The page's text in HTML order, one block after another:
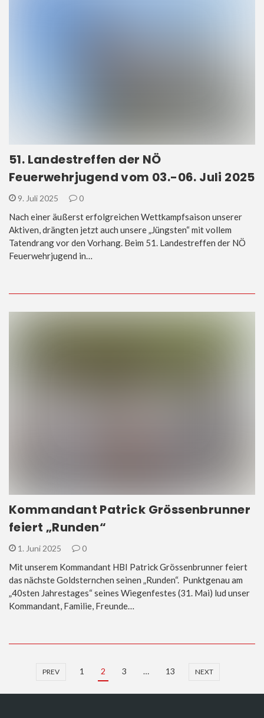
51. Landestreffen der NÖ
Feuerwehrjugend vom 03.-06. Juli 2025
9. Juli 2025 0
Nach einer äußerst erfolgreichen Wettkampfsaison unserer
Aktiven, drängten jetzt auch unsere „Jüngsten“ mit vollem
Tatendrang vor den Vorhang. Beim 51. Landestreffen der NÖ
Feuerwehrjugend in…
Kommandant Patrick Grössenbrunner
feiert „Runden“
1. Juni 2025 0
Mit unserem Kommandant HBI Patrick Grössenbrunner feiert
das nächste Goldsternchen seinen „Runden“. Punktgenau am
„40sten Jahrestages“ seines Wiegenfestes (31. Mai) lud unser
Kommandant, Familie, Freunde…
PREV 1 2 3 … 13 NEXT